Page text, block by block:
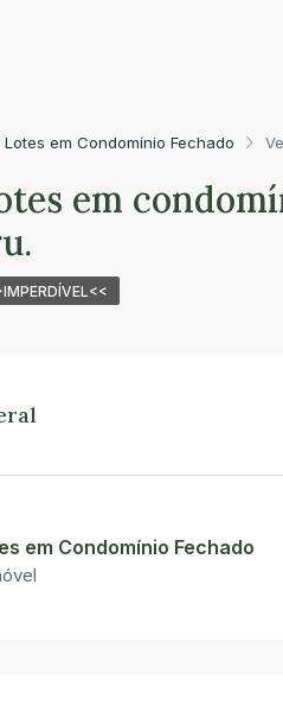
Lotes em Condomínio Fechado
em
em Condomínio Fechado